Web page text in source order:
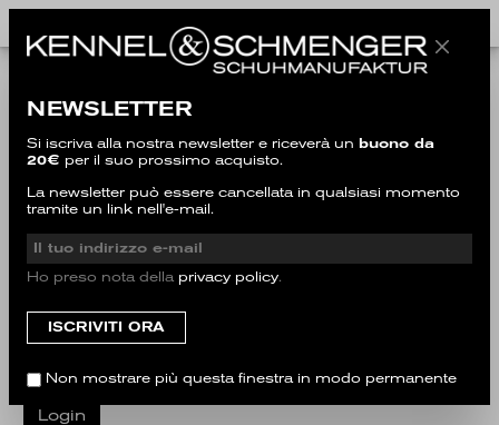
Sono già un cliente!
Il tuo indirizzo e-mail
La tua password
Login
NEWSLETTER
Si iscriva alla nostra newsletter e riceverà un buono da
20€ per il suo prossimo acquisto.
La newsletter può essere cancellata in qualsiasi momento
tramite un link nell'e-mail.
Ho preso nota della privacy policy.
Non mostrare più questa finestra in modo permanente